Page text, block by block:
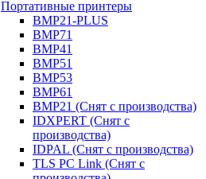
Портативные принтеры
BMP21-PLUS
BMP71
BMP41
BMP51
BMP53
BMP61
BMP21 (Снят с производства)
IDXPERT (Снят с
производства)
IDPAL (Снят с производства)
TLS PC Link (Снят с